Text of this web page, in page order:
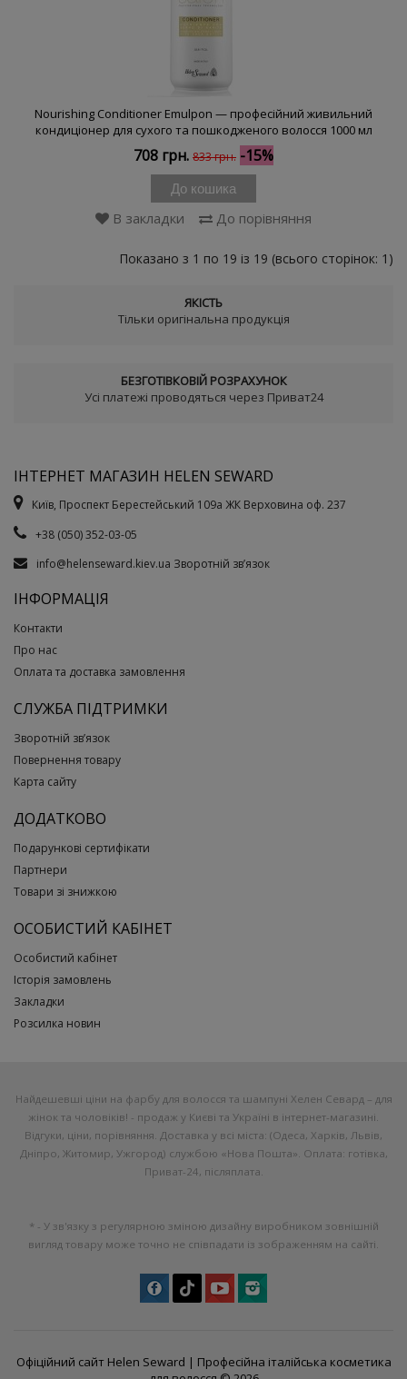
Nourishing Conditioner Emulpon — професійний живильний
кондиціонер для сухого та пошкодженого волосся 1000 мл
708 грн. 833 грн. -15%
До кошика
В закладки До порівняння
Показано з 1 по 19 із 19 (всього сторінок: 1)
ЯКІСТЬ
Тільки оригінальна продукція
БЕЗГОТІВКОВІЙ РОЗРАХУНОК
Усі платежі проводяться через Приват24
ІНТЕРНЕТ МАГАЗИН HELEN SEWARD
Київ, Проспект Берестейський 109а ЖК Верховина оф. 237
+38 (050) 352-03-05
info@helenseward.kiev.ua Зворотній зв’язок
ІНФОРМАЦІЯ
Контакти
Про нас
Оплата та доставка замовлення
СЛУЖБА ПІДТРИМКИ
Зворотній зв’язок
Повернення товару
Карта сайту
ДОДАТКОВО
Подарункові сертифікати
Партнери
Товари зі знижкою
ОСОБИСТИЙ КАБІНЕТ
Особистий кабінет
Історія замовлень
Закладки
Розсилка новин
Найдешевші ціни на фарбу для волосся та шампуні Хелен Севард – для
жінок та чоловіків! - продаж у Києві та Україні в інтернет-магазині.
Відгуки, ціни, порівняння. Доставка у всі міста: (Одеса, Харків, Львів,
Дніпро, Житомир, Ужгород) службою «Нова Пошта». Оплата: готівка,
Приват-24, післяплата.
* - У зв'язку з регулярною зміною дизайну виробником зовнішній
вигляд товару може точно не співпадати із зображенням на сайті.
Офіційний сайт Helen Seward | Професійна італійська косметика